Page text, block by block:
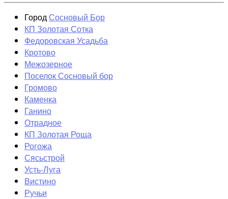
ГородСосновый Бор
КП Золотая Сотка
Федоровская Усадьба
Кротово
Межозерное
Поселок Сосновый бор
Громово
Каменка
Ганино
Отрадное
КП Золотая Роща
Рогожа
Сясьстрой
Усть-Луга
Вистино
Ручьи